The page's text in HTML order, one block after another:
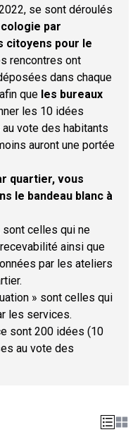
se sont déroulés
par
citoyens pour le
rencontres ont
dans chaque
que les bureaux
les 10 idées
vote des habitants
auront une portée
quartier, vous
le bandeau blanc à
sont celles qui ne
ainsi que
par les ateliers
» sont celles qui
les services.
sont 200 idées (10
au vote des